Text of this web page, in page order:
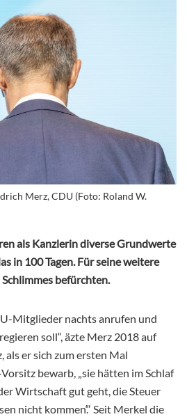
Merz, CDU (Foto: Roland W.
als Kanzlerin diverse Grundwerte
in 100 Tagen. Für seine weitere
befürchten.
Mitglieder nachts anrufen und
soll“, äzte Merz 2018 auf
als er sich zum ersten Mal
bewarb, „sie hätten im Schlaf
Wirtschaft gut geht, die Steuer
nicht kommen‘.“ Seit Merkel die